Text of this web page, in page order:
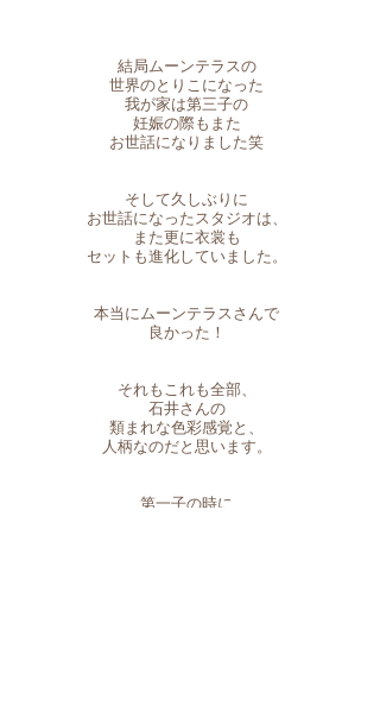
結局ムーンテラスの
世界のとりこになった
我が家は第三子の
妊娠の際もまた
お世話になりました笑
そして久しぶりに
お世話になったスタジオは、
また更に衣裳も
セットも進化していました。
本当にムーンテラスさんで
良かった！
それもこれも全部、
石井さんの
類まれな色彩感覚と、
人柄なのだと思います。
第一子の時に